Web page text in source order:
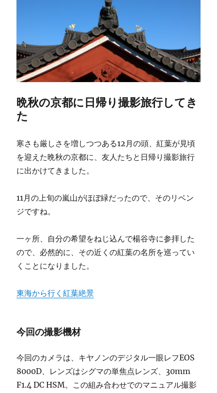
晩秋の京都に日帰り撮影旅行してき
た
寒さも厳しさを増しつつある12月の頭、紅葉が見頃
を迎えた晩秋の京都に、友人たちと日帰り撮影旅行
に出かけてきました。
11月の上旬の嵐山がほぼ緑だったので、そのリベン
ジですね。
一ヶ所、自分の希望をねじ込んで楊谷寺に参拝した
ので、必然的に、その近くの紅葉の名所を巡ってい
くことになりました。
東海から行く紅葉絶景
今回の撮影機材
今回のカメラは、キヤノンのデジタル一眼レフEOS
8000D、レンズはシグマの単焦点レンズ、30mm
F1.4 DC HSM。この組み合わせでのマニュアル撮影